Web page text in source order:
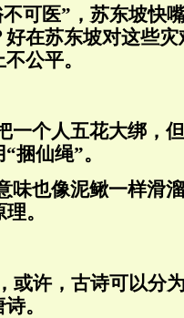
可医”，苏东坡快
在苏东坡对这些
公平。
一个人五花大绑，
捆仙绳”。
味也像泥鳅一样滑
。
或许，古诗可以分
。